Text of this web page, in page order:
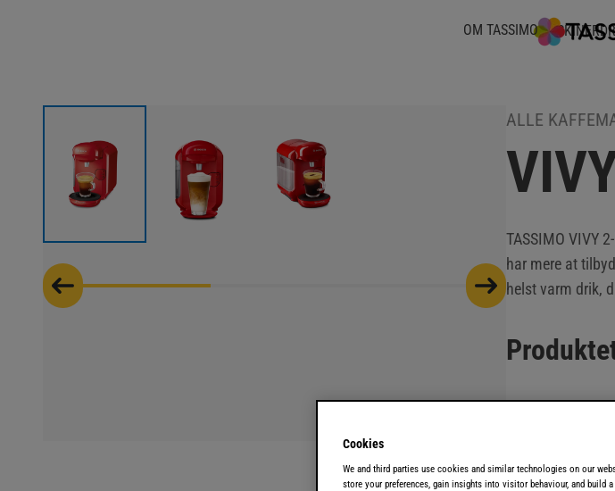
OM TASSIMOMASKINER
ALLE
TASSIMO VIVY
har mere at
helst varm drik,
Cookies
We and third parties use cookies and similar technologies on our
store your preferences, gain insights into visitor behaviour, and build